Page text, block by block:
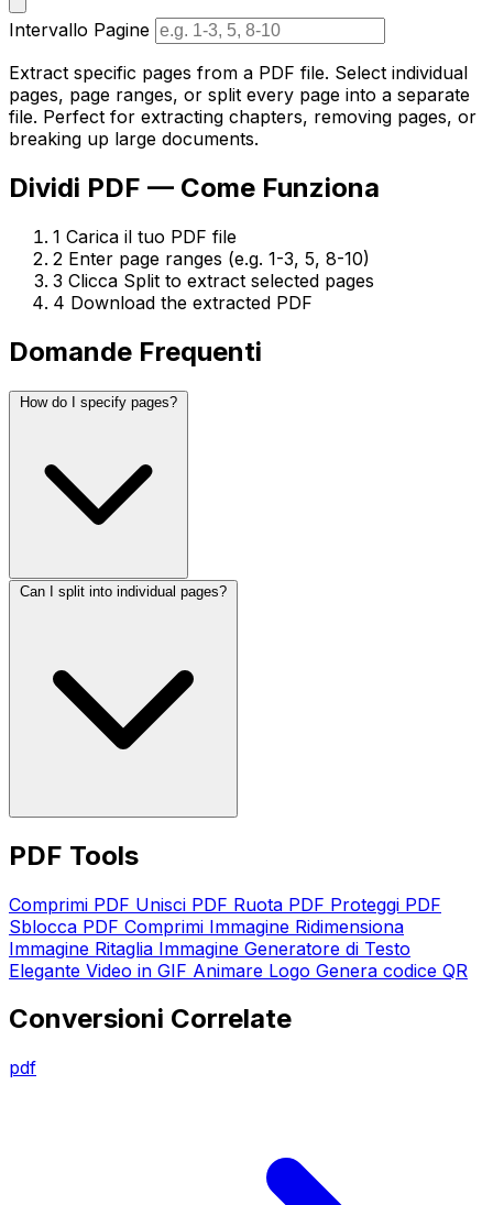
Intervallo Pagine
Extract specific pages from a PDF file. Select individual
pages, page ranges, or split every page into a separate
file. Perfect for extracting chapters, removing pages, or
breaking up large documents.
Dividi PDF — Come Funziona
1 Carica il tuo PDF file
2 Enter page ranges (e.g. 1-3, 5, 8-10)
3 Clicca Split to extract selected pages
4 Download the extracted PDF
Domande Frequenti
How do I specify pages?
Can I split into individual pages?
PDF Tools
Comprimi PDF Unisci PDF Ruota PDF Proteggi PDF
Sblocca PDF Comprimi Immagine Ridimensiona
Immagine Ritaglia Immagine Generatore di Testo
Elegante Video in GIF Animare Logo Genera codice QR
Conversioni Correlate
pdf